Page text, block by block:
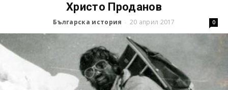
Христо Проданов
Българска история - 20 април 2017 0